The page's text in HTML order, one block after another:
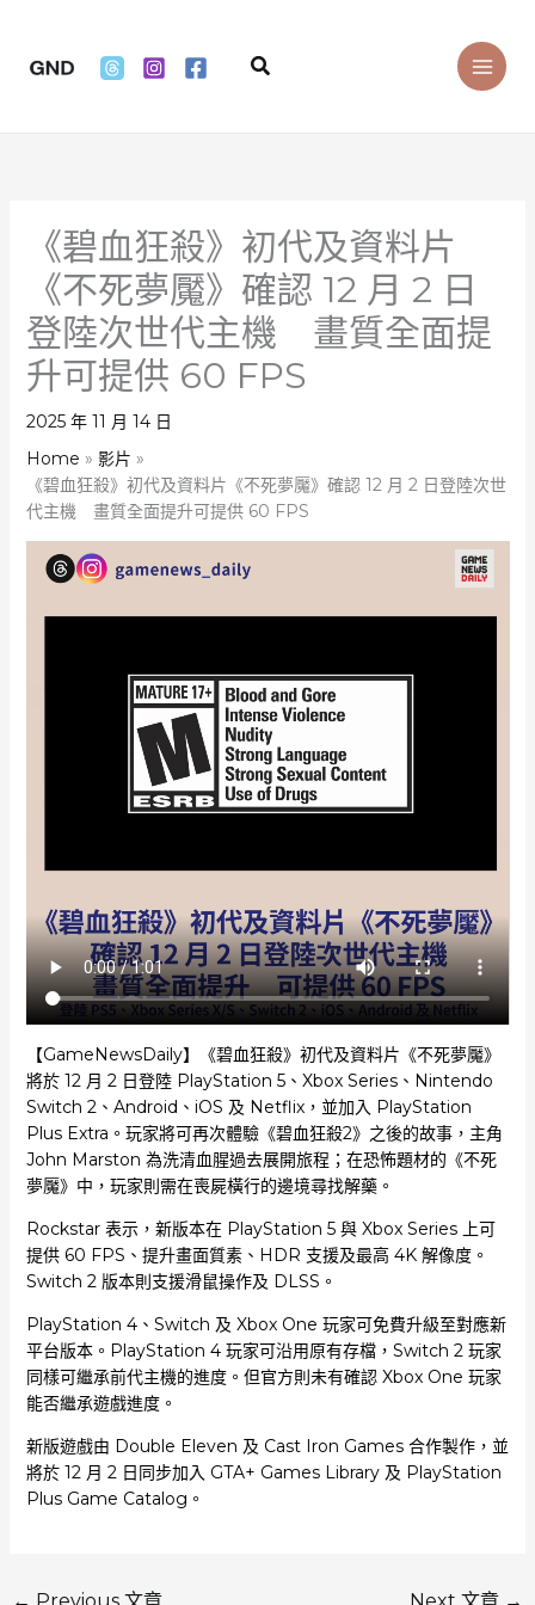
content
Search
《碧血狂殺》初代及資料片
《不死夢魘》確認 12 月 2 日
登陸次世代主機 畫質全面提
升可提供 60 FPS
2025 年 11 月 14 日
Home
影片
《碧血狂殺》初代及資料片《不死夢魘》確認 12 月 2 日登陸次世
代主機 畫質全面提升可提供 60 FPS
【GameNewsDaily】《碧血狂殺》初代及資料片《不死夢魘》
將於 12 月 2 日登陸 PlayStation 5、Xbox Series、Nintendo
Switch 2、Android、iOS 及 Netflix，並加入 PlayStation
Plus Extra。玩家將可再次體驗《碧血狂殺2》之後的故事，主角
John Marston 為洗清血腥過去展開旅程；在恐怖題材的《不死
夢魘》中，玩家則需在喪屍橫行的邊境尋找解藥。
Rockstar 表示，新版本在 PlayStation 5 與 Xbox Series 上可
提供 60 FPS、提升畫面質素、HDR 支援及最高 4K 解像度。
Switch 2 版本則支援滑鼠操作及 DLSS。
PlayStation 4、Switch 及 Xbox One 玩家可免費升級至對應新
平台版本。PlayStation 4 玩家可沿用原有存檔，Switch 2 玩家
同樣可繼承前代主機的進度。但官方則未有確認 Xbox One 玩家
能否繼承遊戲進度。
新版遊戲由 Double Eleven 及 Cast Iron Games 合作製作，並
將於 12 月 2 日同步加入 GTA+ Games Library 及 PlayStation
Plus Game Catalog。